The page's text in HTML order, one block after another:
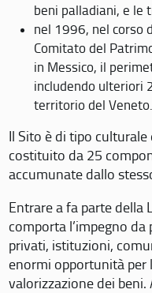
beni palladiani, e le
nel 1996, nel corso
Comitato del
in Messico, il
includendo ulteriori
territorio del Veneto.
Il Sito è di tipo
costituito da 25
accumunate dallo
Entrare a fa parte della
comporta l’impegno
privati, istituzioni,
enormi opportunità per
valorizzazione dei beni.